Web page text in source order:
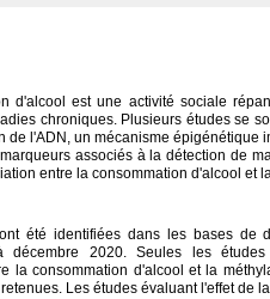
d'alcool est une activité sociale
chroniques. Plusieurs études se
de l'ADN, un mécanisme
associés à la détection de
entre la consommation d'alcool et
été identifiées dans les bases de
décembre 2020. Seules les
la consommation d'alcool et la
Les études évaluant l'effet de